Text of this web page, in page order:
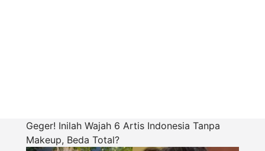
Geger! Inilah Wajah 6 Artis Indonesia Tanpa
Makeup, Beda Total?